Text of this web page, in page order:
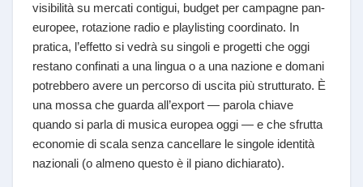
visibilità su mercati contigui, budget per campagne pan-
europee, rotazione radio e playlisting coordinato. In
pratica, l’effetto si vedrà su singoli e progetti che oggi
restano confinati a una lingua o a una nazione e domani
potrebbero avere un percorso di uscita più strutturato. È
una mossa che guarda all’export — parola chiave
quando si parla di musica europea oggi — e che sfrutta
economie di scala senza cancellare le singole identità
nazionali (o almeno questo è il piano dichiarato).